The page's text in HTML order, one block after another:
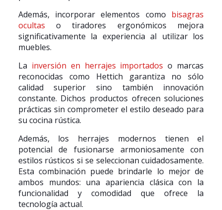
Además, incorporar elementos como bisagras
ocultas o tiradores ergonómicos mejora
significativamente la experiencia al utilizar los
muebles.
La inversión en herrajes importados o marcas
reconocidas como Hettich garantiza no sólo
calidad superior sino también innovación
constante. Dichos productos ofrecen soluciones
prácticas sin comprometer el estilo deseado para
su cocina rústica.
Además, los herrajes modernos tienen el
potencial de fusionarse armoniosamente con
estilos rústicos si se seleccionan cuidadosamente.
Esta combinación puede brindarle lo mejor de
ambos mundos: una apariencia clásica con la
funcionalidad y comodidad que ofrece la
tecnología actual.